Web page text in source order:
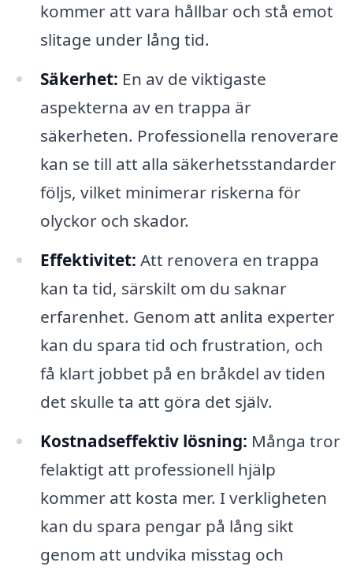
kommer att vara hållbar och stå emot
slitage under lång tid.
Säkerhet: En av de viktigaste
aspekterna av en trappa är
säkerheten. Professionella renoverare
kan se till att alla säkerhetsstandarder
följs, vilket minimerar riskerna för
olyckor och skador.
Effektivitet: Att renovera en trappa
kan ta tid, särskilt om du saknar
erfarenhet. Genom att anlita experter
kan du spara tid och frustration, och
få klart jobbet på en bråkdel av tiden
det skulle ta att göra det själv.
Kostnadseffektiv lösning: Många tror
felaktigt att professionell hjälp
kommer att kosta mer. I verkligheten
kan du spara pengar på lång sikt
genom att undvika misstag och